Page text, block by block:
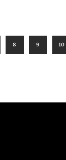
8 9 10